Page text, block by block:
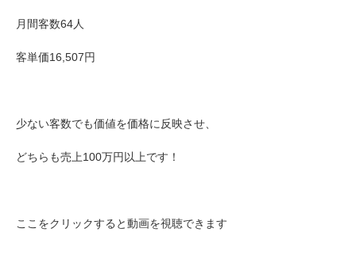
月間客数64人
客単価16,507円
少ない客数でも価値を価格に反映させ、
どちらも売上100万円以上です！
ここをクリックすると動画を視聴できます